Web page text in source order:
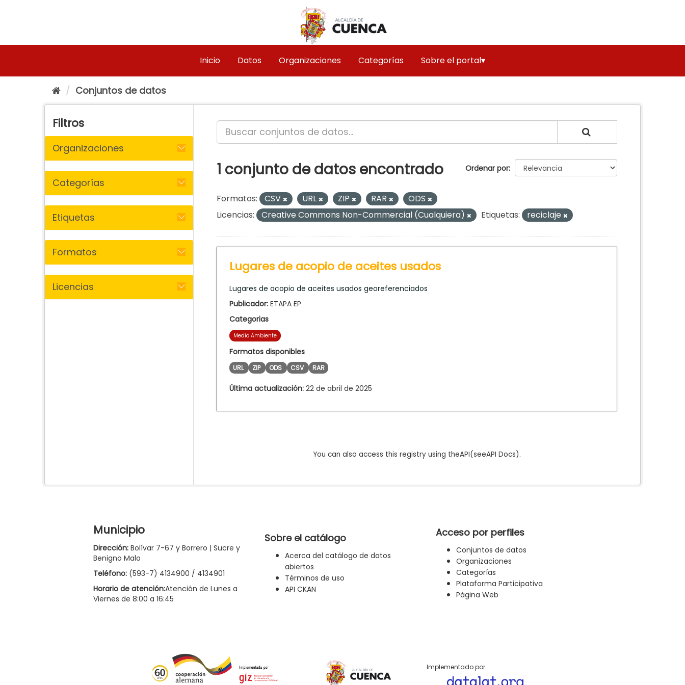
Inicio Datos Organizaciones Categorías Sobre el portal▾
Conjuntos de datos
Filtros
Organizaciones
Categorías
Etiquetas
Formatos
Licencias
Ordenar por
1 conjunto de datos encontrado
Formatos: CSV URL ZIP RAR
ODS
Licencias:
Creative Commons Non-Commercial (Cualquiera) Etiquetas: reciclaje
Lugares de acopio de aceites usados
Lugares de acopio de aceites usados georeferenciados
Publicador: ETAPA EP
Categorias
Medio Ambiente
Formatos disponibles
URL ZIP ODS CSV RAR
Última actualización: 22 de abril de 2025
You can also access this registry using theAPI(seeAPI Docs).
Municipio
Dirección: Bolívar 7-67 y Borrero | Sucre y
Benigno Malo
Teléfono: (593-7) 4134900 / 4134901
Horario de atención:Atención de Lunes a
Viernes de 8:00 a 16:45
Sobre el catálogo
Acerca del catálogo de datos
abiertos
Términos de uso
API CKAN
Acceso por perfiles
Conjuntos de datos
Organizaciones
Categorías
Plataforma Participativa
Página Web
Implementado por: